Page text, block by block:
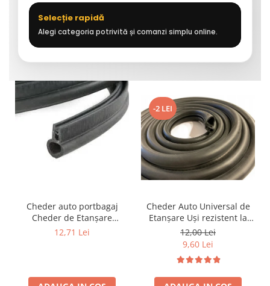
Selecție rapidă
Alegi categoria potrivită și comanzi simplu online.
Cheder auto portbagaj
Cheder de Etanșare
Profesional din Cauciuc -
Liniar
12,71 Lei
-2 LEI
Cheder Auto Universal de
Etanșare Uși rezistent la
intemperii, raze UV,
îmbătrânire și temperaturi
extreme
12,00 Lei
9,60 Lei